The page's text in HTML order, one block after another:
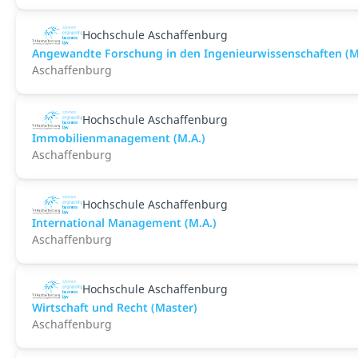
Hochschule Aschaffenburg
Angewandte Forschung in den Ingenieurwissenschaften
Aschaffenburg
Hochschule Aschaffenburg
Immobilienmanagement (M.A.)
Aschaffenburg
Hochschule Aschaffenburg
International Management (M.A.)
Aschaffenburg
Hochschule Aschaffenburg
Wirtschaft und Recht (Master)
Aschaffenburg